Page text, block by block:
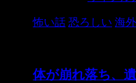
怖い話 恐ろしい 海
体が崩れ落ち、